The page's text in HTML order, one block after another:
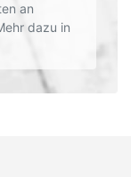
an
dazu in